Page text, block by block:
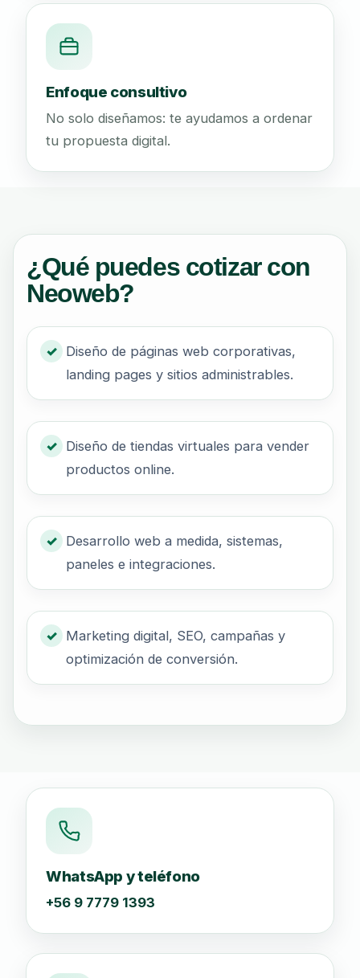
Enfoque consultivo
No solo diseñamos: te ayudamos a ordenar
tu propuesta digital.
¿Qué puedes cotizar con
Neoweb?
Diseño de páginas web corporativas,
landing pages y sitios administrables.
Diseño de tiendas virtuales para vender
productos online.
Desarrollo web a medida, sistemas,
paneles e integraciones.
Marketing digital, SEO, campañas y
optimización de conversión.
WhatsApp y teléfono
+56 9 7779 1393